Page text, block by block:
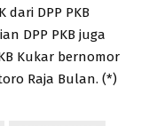
dari DPP PKB
DPP PKB juga
Kukar bernomor
Raja Bulan. (*)